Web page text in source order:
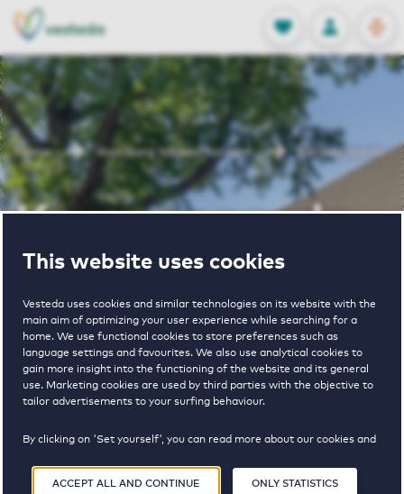
This website uses cookies
Vesteda uses cookies and similar technologies on its website with the
main aim of optimizing your user experience while searching for a
home. We use functional cookies to store preferences such as
language settings and favourites. We also use analytical cookies to
gain more insight into the functioning of the website and its general
use. Marketing cookies are used by third parties with the objective to
tailor advertisements to your surfing behaviour.
By clicking on 'Set yourself', you can read more about our cookies and
agree to the use of cookies as described in our
Privacy and Cookie
Statement.
ACCEPT ALL AND CONTINUE ONLY STATISTICS
FAVORITES
Stored
LOG IN
NL
EN
Home Voorburg houses for rent Kersengaarde
Kersengaarde
4
available
€ 1150 - € 2000